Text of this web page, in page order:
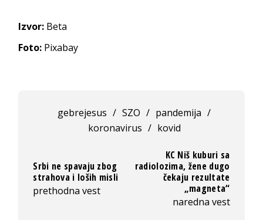
Izvor: Beta
Foto: Pixabay
gebrejesus / SZO / pandemija /
koronavirus / kovid
Srbi ne spavaju zbog
strahova i loših misli
prethodna vest
KC Niš kuburi sa
radiolozima, žene dugo
čekaju rezultate
„magneta“
naredna vest